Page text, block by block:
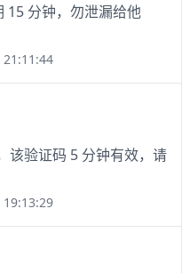
15 分钟，勿泄漏给他
21:11:44
该验证码 5 分钟有效，请
19:13:29